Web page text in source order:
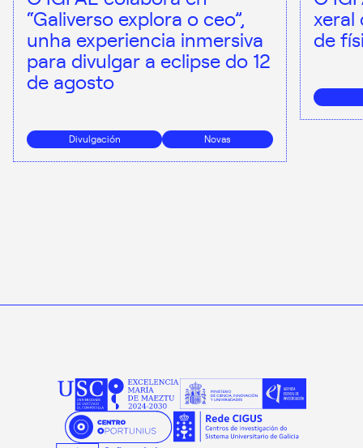
“Galiverso explora o ceo”,
unha experiencia inmersiva
para divulgar a eclipse do 12
de agosto
Divulgación Novas
xeral
de